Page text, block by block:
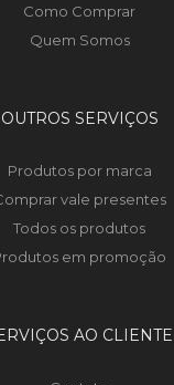
Como Comprar
Quem Somos
OUTROS SERVIÇOS
Produtos por marca
vale presentes
Todos os produtos
em promoção
AO CLIENTE